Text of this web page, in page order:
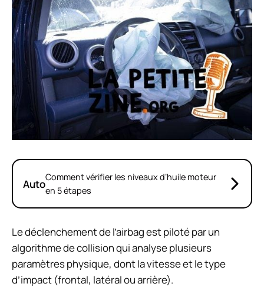
AutoComment vérifier les niveaux d’huile moteur
en 5 étapes
Le déclenchement de l’airbag est piloté par un
algorithme de collision qui analyse plusieurs
paramètres physique, dont la vitesse et le type
d’impact (frontal, latéral ou arrière).